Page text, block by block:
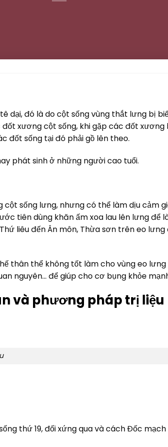
dại, đó là do cột sống vùng thắt lưng bị
xương cột sống, khi gặp các đốt xương
đốt sống tại đó phải gồ lên theo.
phát sinh ở những người cao tuổi.
sống lưng, nhưng có thể làm dịu cảm
tiên dùng khăn ấm xoa lau lên lưng để
liêu đến Ân môn, Thừa sơn trên eo lưng
thân thể không tốt làm cho vùng eo lưng
nguyên… để giúp cho cơ bụng khỏe
và phương pháp trị liệu
thứ 19, đối xứng qua và cách Đốc